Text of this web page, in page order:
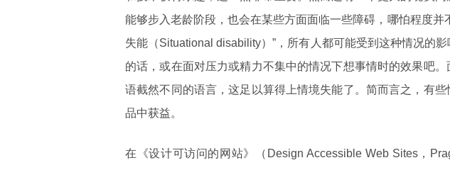
能够步入老龄阶段，也会在某些方面面临一些障碍，哪怕程度并
失能（Situational disability）”，所有人都可能受到这种情况的
的话，或在面对压力或精力不集中的情况下想事情时的效果吧
语截然不同的语言，这足以算得上情境失能了。简而言之，有
品中获益。
在《设计可访问的网站》（Design Accessible Web Sites，